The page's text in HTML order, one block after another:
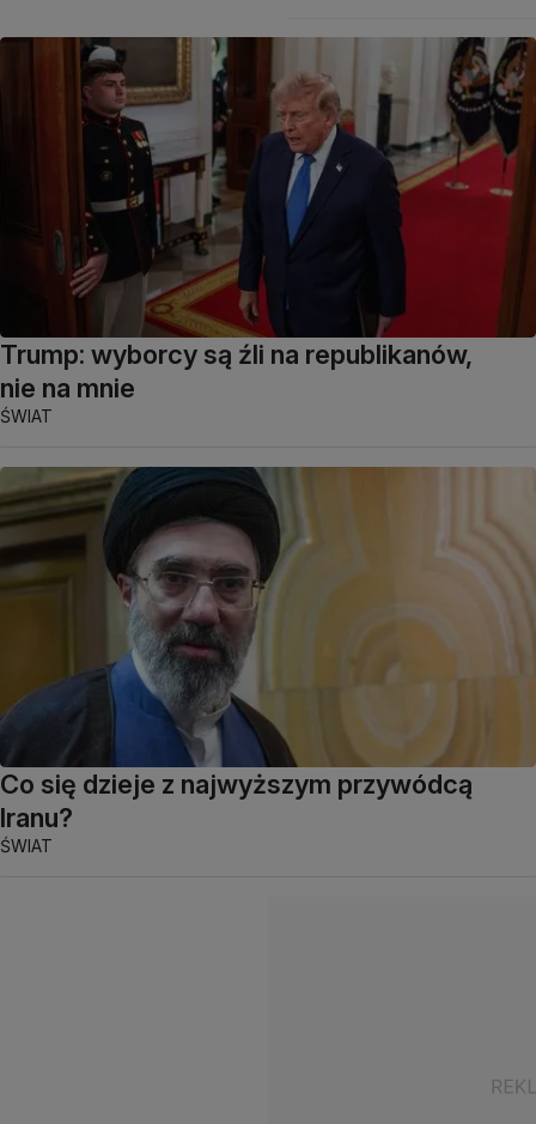
Trump: wyborcy są źli na republikanów,
nie na mnie
ŚWIAT
Co się dzieje z najwyższym przywódcą
Iranu?
ŚWIAT